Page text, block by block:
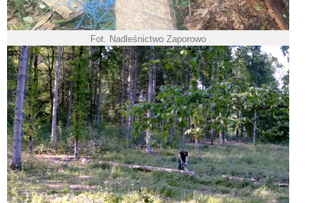
Fot. Nadleśnictwo Zaporowo